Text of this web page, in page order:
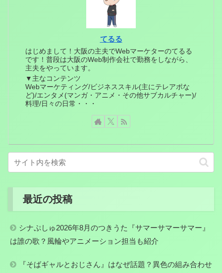
てるる
はじめまして！大阪の主夫でWebマーケターのてるる
です！普段は大阪のWeb制作会社で勤務をしながら、
主夫をやっています。
▼主なコンテンツ
Webマーケティング/ビジネススキル(主にテレアポな
ど)/エンタメ(マンガ・アニメ・その他サブカルチャー)/
料理/日々の日常・・・
最近の投稿
シナぷしゅ2026年8月のつきうた『サマーサマーサマー』
は誰の歌？風輪やアニメーション担当も紹介
『そばギャルとおじさん』はなぜ話題？異色の組み合わせ